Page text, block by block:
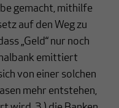
gemacht, mithilfe
auf den Weg zu
„Geld“ nur noch
emittiert
von einer solchen
mehr entstehen,